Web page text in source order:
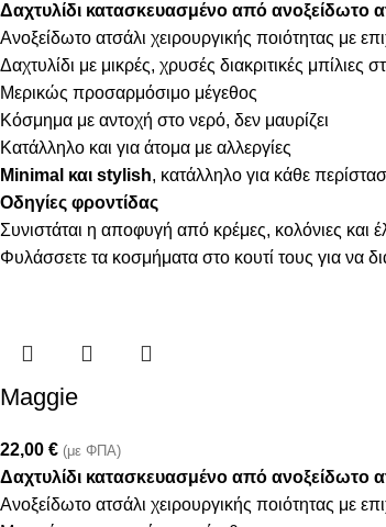
Δαχτυλίδι κατασκευασμένο από ανοξείδωτο
Ανοξείδωτο ατσάλι χειρουργικής ποιότητας με
Δαχτυλίδι με μικρές, χρυσές διακριτικές μπίλιες
Μερικώς προσαρμόσιμo μέγεθος
Κόσμημα με αντοχή στο νερό, δεν μαυρίζει
Κατάλληλο και για άτομα με αλλεργίες
Minimal και stylish, κατάλληλο για κάθε
Οδηγίες φροντίδας
Συνιστάται η αποφυγή από κρέμες, κολόνιες και
Φυλάσσετε τα κοσμήματα στο κουτί τους για να
Maggie
22,00 € (με ΦΠΑ)
Δαχτυλίδι κατασκευασμένο από ανοξείδωτο
Ανοξείδωτο ατσάλι χειρουργικής ποιότητας με